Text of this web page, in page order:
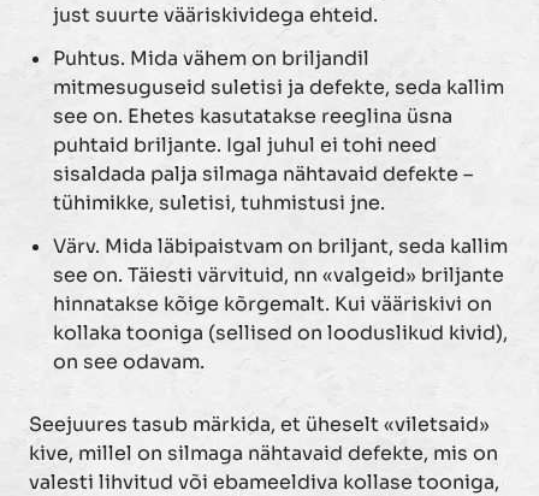
just suurte vääriskividega ehteid.
Puhtus. Mida vähem on briljandil
mitmesuguseid suletisi ja defekte, seda kallim
see on. Ehetes kasutatakse reeglina üsna
puhtaid briljante. Igal juhul ei tohi need
sisaldada palja silmaga nähtavaid defekte –
tühimikke, suletisi, tuhmistusi jne.
Värv. Mida läbipaistvam on briljant, seda kallim
see on. Täiesti värvituid, nn «valgeid» briljante
hinnatakse kõige kõrgemalt. Kui vääriskivi on
kollaka tooniga (sellised on looduslikud kivid),
on see odavam.
Seejuures tasub märkida, et üheselt «viletsaid»
kive, millel on silmaga nähtavaid defekte, mis on
valesti lihvitud või ebameeldiva kollase tooniga,